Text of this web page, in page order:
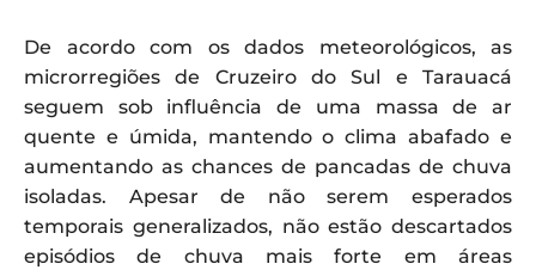
De acordo com os dados meteorológicos, as
microrregiões de Cruzeiro do Sul e Tarauacá
seguem sob influência de uma massa de ar
quente e úmida, mantendo o clima abafado e
aumentando as chances de pancadas de chuva
isoladas. Apesar de não serem esperados
temporais generalizados, não estão descartados
episódios de chuva mais forte em áreas